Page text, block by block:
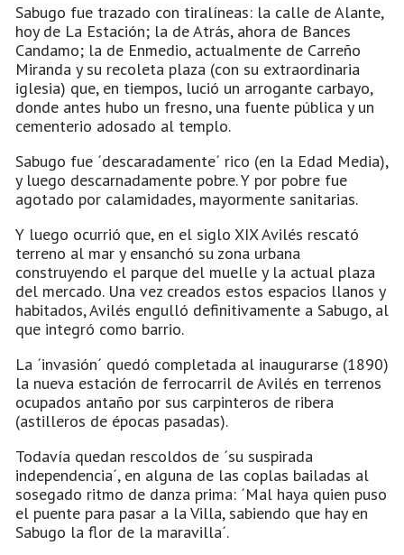
Sabugo fue trazado con tiralíneas: la calle de Alante,
hoy de La Estación; la de Atrás, ahora de Bances
Candamo; la de Enmedio, actualmente de Carreño
Miranda y su recoleta plaza (con su extraordinaria
iglesia) que, en tiempos, lució un arrogante carbayo,
donde antes hubo un fresno, una fuente pública y un
cementerio adosado al templo.
Sabugo fue ´descaradamente´ rico (en la Edad Media),
y luego descarnadamente pobre. Y por pobre fue
agotado por calamidades, mayormente sanitarias.
Y luego ocurrió que, en el siglo XIX Avilés rescató
terreno al mar y ensanchó su zona urbana
construyendo el parque del muelle y la actual plaza
del mercado. Una vez creados estos espacios llanos y
habitados, Avilés engulló definitivamente a Sabugo, al
que integró como barrio.
La ´invasión´ quedó completada al inaugurarse (1890)
la nueva estación de ferrocarril de Avilés en terrenos
ocupados antaño por sus carpinteros de ribera
(astilleros de épocas pasadas).
Todavía quedan rescoldos de ´su suspirada
independencia´, en alguna de las coplas bailadas al
sosegado ritmo de danza prima: ´Mal haya quien puso
el puente para pasar a la Villa, sabiendo que hay en
Sabugo la flor de la maravilla´.